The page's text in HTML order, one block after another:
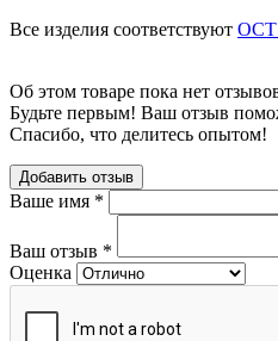
Все изделия соответствуют ОСТ
Об этом товаре пока нет
Будьте первым! Ваш отзыв
Спасибо, что делитесь опытом!
Добавить отзыв
Ваше имя *
Ваш отзыв *
Оценка